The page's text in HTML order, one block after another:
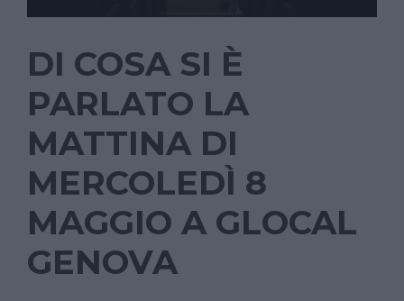
DI COSA SI È
PARLATO LA
MATTINA DI
MERCOLEDÌ 8
MAGGIO A GLOCAL
GENOVA